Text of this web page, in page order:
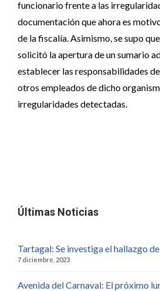
funcionario frente a las
documentación que ahora es
de la fiscalía. Asimismo, se supo
solicitó la apertura de un sumario
establecer las responsabilidades
otros empleados de dicho
irregularidades detectadas.
Últimas Noticias
Tartagal: Se investiga el hallazgo
7 diciembre, 2023
Avenida del Carnaval: El próximo